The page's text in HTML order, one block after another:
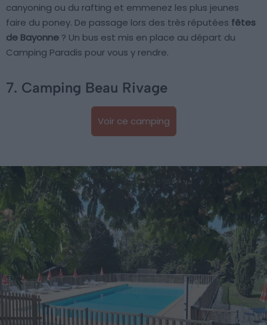
canyoning ou du rafting et emmenez les plus jeunes
faire du poney. De passage lors des très réputées fêtes
de Bayonne ? Un bus est mis en place au départ du
Camping Paradis pour vous y rendre.
7. Camping Beau Rivage
Voir ce camping